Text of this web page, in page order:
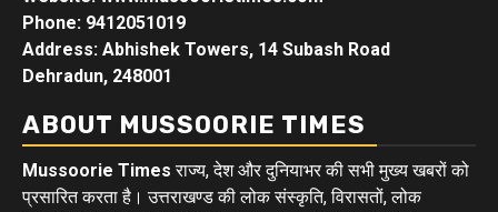
Phone: 9412051019
Address: Abhishek Towers, 14 Subash Road
Dehradun, 248001
ABOUT MUSSOORIE TIMES
Mussoorie Times राज्य, देश और दुनियाभर की सभी मुख्य खबरों को
प्रसारित करता है। उत्तराखण्ड की लोक संस्कृति, विरासतों, लोक